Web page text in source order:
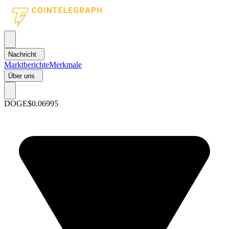
Nachricht
MarktberichteMerkmale
Über uns
DOGE$0.06995